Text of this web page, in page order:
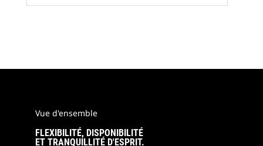
Vue d'ensemble
FLEXIBILITÉ, DISPONIBILITÉ
ET TRANQUILLITÉ D'ESPRIT.